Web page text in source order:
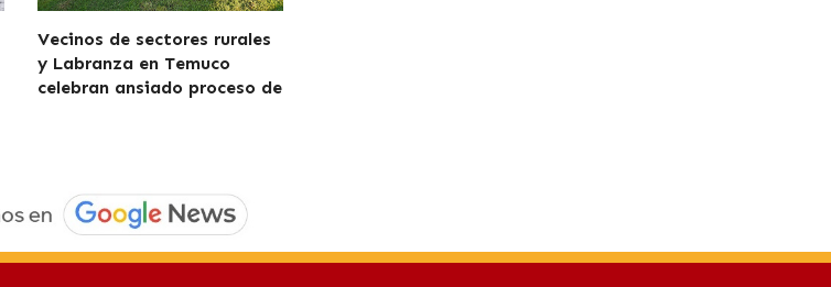
Vecinos de sectores rurales
y Labranza en Temuco
celebran ansiado proceso de